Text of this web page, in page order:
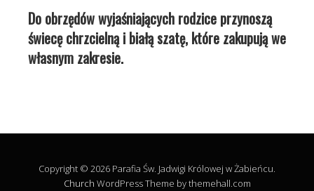
Do obrzędów wyjaśniających rodzice przynoszą
świecę chrzcielną i białą szatę, które zakupują we
własnym zakresie.
Copyright © 2026 Parafia Św. Jadwigi Królowej w Żabieńcu.
Church WordPress Theme by themehall.com